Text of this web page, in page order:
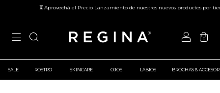
⏳ Aprovechá el Precio Lanzamiento de nuestros nuevos productos por
0
SALE ROSTRO SKINCARE OJOS LABIOS BROCHAS &